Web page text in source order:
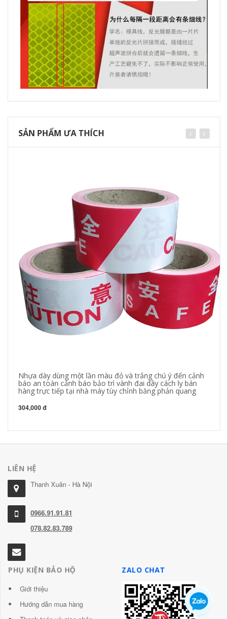
SẢN PHẨM ƯA THÍCH
Nhựa dày dùng một lần màu đỏ và trắng chú ý đến cảnh
báo an toàn cảnh báo bảo trì vành đai dây cách ly bán
hàng trực tiếp tại nhà máy tùy chỉnh băng phản quang
304,000 đ
LIÊN HỆ
Thanh Xuân - Hà Nội
0966.91.91.81
078.82.83.789
PHỤ KIỆN BẢO HỘ
Giới thiệu
Hướng dẫn mua hàng
ZALO CHAT